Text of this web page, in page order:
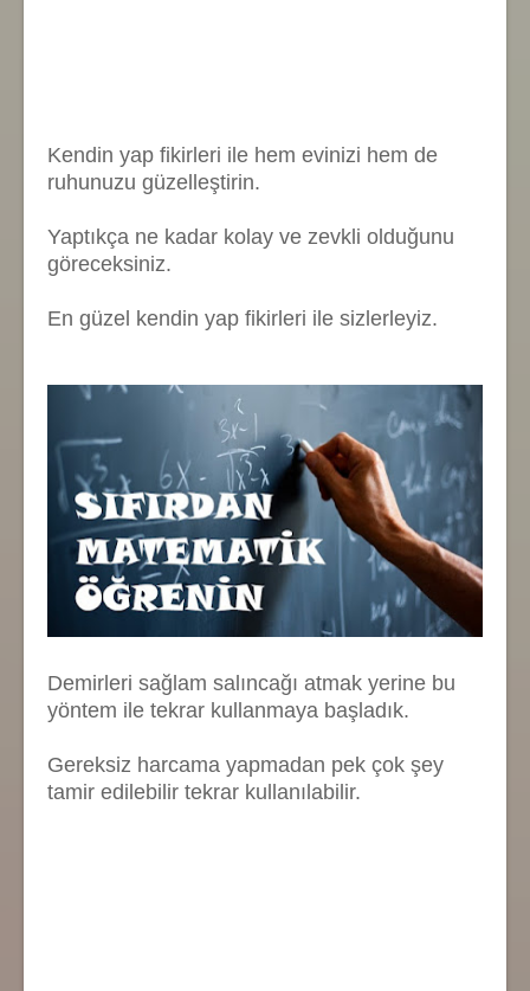
Kendin yap fikirleri ile hem evinizi hem de
ruhunuzu güzelleştirin.
Yaptıkça ne kadar kolay ve zevkli olduğunu
göreceksiniz.
En güzel kendin yap fikirleri ile sizlerleyiz.
Demirleri sağlam salıncağı atmak yerine bu
yöntem ile tekrar kullanmaya başladık.
Gereksiz harcama yapmadan pek çok şey
tamir edilebilir tekrar kullanılabilir.